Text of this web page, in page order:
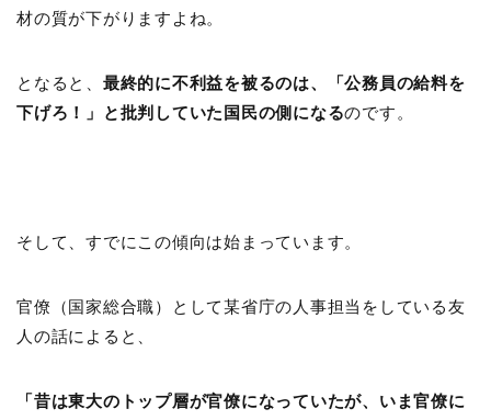
材の質が下がりますよね。
となると、 最終的に不利益を被るのは、「公務員の給料を
下げろ！」と批判していた国民の側になるのです。
そして、すでにこの傾向は始まっています。
官僚（国家総合職）として某省庁の人事担当をしている友
人の話によると、
「昔は東大のトップ層が官僚になっていたが、いま官僚に